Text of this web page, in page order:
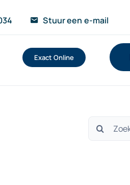
Stuur een e-mail
Exact Online
Zoeken